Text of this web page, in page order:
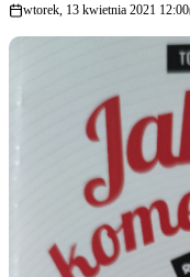
wtorek, 13 kwietnia 2021 12:00